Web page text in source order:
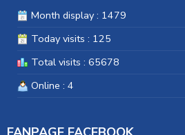
Month display : 1479
Today visits : 125
Total visits : 65678
Online : 4